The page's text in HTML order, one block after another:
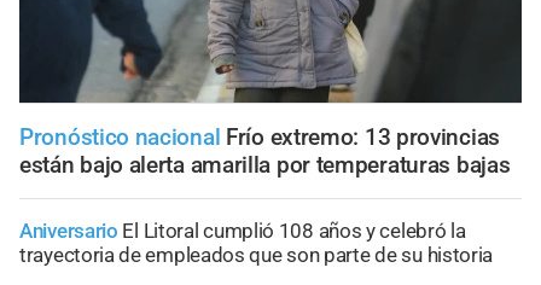
Pronóstico nacional Frío extremo: 13 provincias
están bajo alerta amarilla por temperaturas bajas
Aniversario El Litoral cumplió 108 años y celebró la
trayectoria de empleados que son parte de su historia